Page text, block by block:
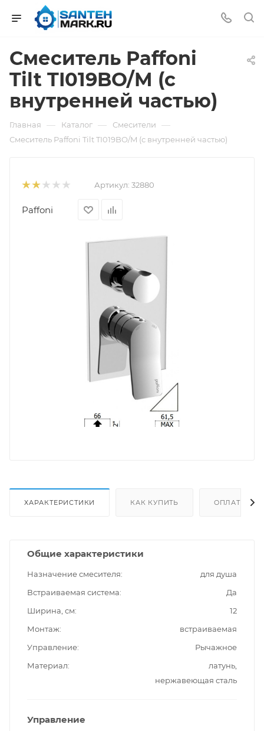
Смеситель Paffoni
Tilt TI019BO/M (с
внутренней частью)
Главная — Каталог — Смесители —
Смеситель Paffoni Tilt TI019BO/M (с внутренней частью)
Артикул: 32880
Paffoni
ХАРАКТЕРИСТИКИ КАК КУПИТЬ ОПЛАТА
Общие характеристики
Назначение смесителя
для душа
Встраиваемая система
Да
Ширина, см
12
Монтаж
встраиваемая
Управление
Рычажное
Материал
латунь,
нержавеющая сталь
Управление